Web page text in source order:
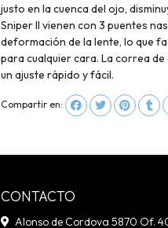
justo en la cuenca del ojo,
Sniper II vienen con 3 puentes
deformación de la lente, lo que
para cualquier cara. La correa
un ajuste rápido y fácil.
Compartir en:
CONTACTO
Alonso de Cordova 5870 Of.